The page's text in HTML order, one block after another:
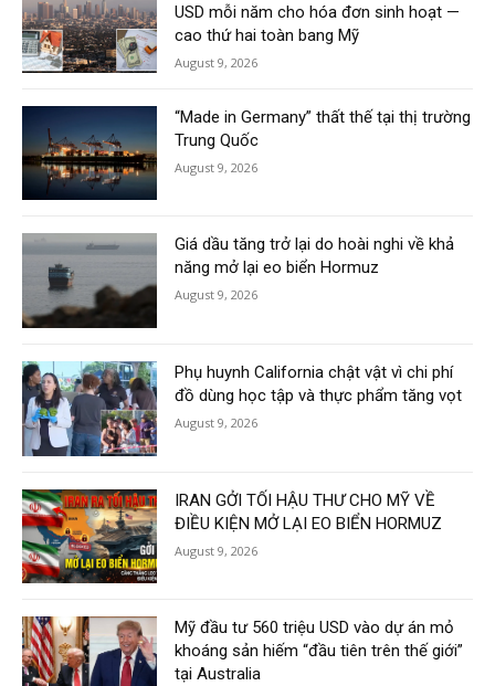
USD mỗi năm cho hóa đơn sinh hoạt —
cao thứ hai toàn bang Mỹ
August 9, 2026
“Made in Germany” thất thế tại thị trường
Trung Quốc
August 9, 2026
Giá dầu tăng trở lại do hoài nghi về khả
năng mở lại eo biển Hormuz
August 9, 2026
Phụ huynh California chật vật vì chi phí
đồ dùng học tập và thực phẩm tăng vọt
August 9, 2026
IRAN GỞI TỐI HẬU THƯ CHO MỸ VỀ
ĐIỀU KIỆN MỞ LẠI EO BIỂN HORMUZ
August 9, 2026
Mỹ đầu tư 560 triệu USD vào dự án mỏ
khoáng sản hiếm “đầu tiên trên thế giới”
tại Australia